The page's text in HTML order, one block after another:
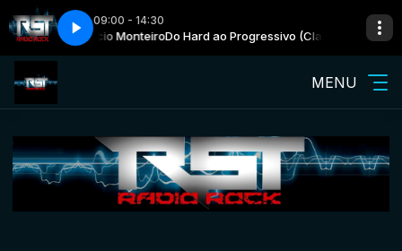
09:00 - 14:30
Rock) com Elcio MonteiroDo Hard ao Progressivo (Classic Rock) com
Schwarzarbeit - Finale
MENU